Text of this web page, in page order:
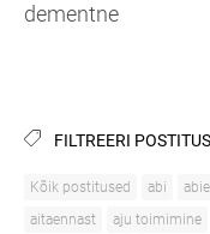
dementne
FILTREERI
Kõik postitused abi
aitaennast
aju toimimine